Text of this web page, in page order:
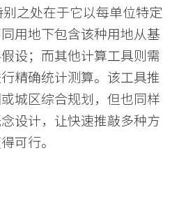
别之处在于它以每单位特定
用地下包含该种用地从基
设；而其他计算工具则需
精确统计测算。该工具推
城区综合规划，但也同样
设计，让快速推敲多种方
可行。